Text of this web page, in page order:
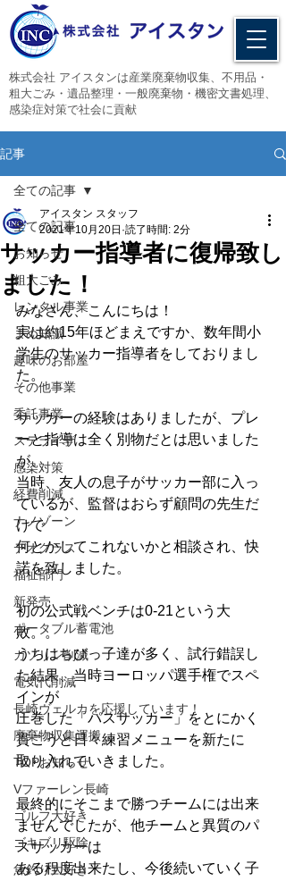
​株式会社 アイスタンは産業廃棄物収集、不用品・
粗大ごみ・遺品整理・一般廃棄物・機密文書処理、
感染症対策で社会に貢献
記事
全ての記事
お知らせ
粗大ごみ
レンタル事業
まめ知識
趣味のお部屋
その他事業
委託事業
ステライザ
感染対策
経費削減
ナノゾーン
デオグラス
福祉部門
新発売
ポータブル蓄電池
ガソリン削減
電気代削減
長崎ヴェルカを応援しています！
廃棄物収集運搬
TOPお知らせ
Vファーレン長崎
ゴルフ大好き
ゴキブリ駆除
魚釣り大好き
全ての記事
サッカー指導者に復帰致し
ました！
アイスタン スタッフ
2021年10月20日 読了時間: 2分
みなさん、こんにちは！
実は約15年ほどまえですか、数年間小
学生のサッカー指導者をしておりまし
た。
サッカーの経験はありましたが、プレ
ーと指導は全く別物だとは思いました
が、
当時、友人の息子がサッカー部に入っ
ているが、監督はおらず顧問の先生だ
けで
何とかしてこれないかと相談され、快
諾を致しました。
初の公式戦ベンチは0-21という大
敗。。
うちはちびっ子達が多く、試行錯誤し
た結果、当時ヨーロッパ選手権でスペ
インが
圧巻した「パスサッカー」をとにかく
貫こうと日々練習メニューを新たに
取り入れていきました。
最終的にそこまで勝つチームには出来
ませんでしたが、他チームと異質のパ
スサッカーは
ある程度出来たし、今後続いていく子